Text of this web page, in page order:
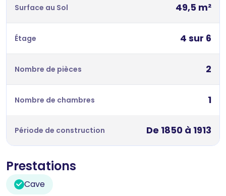
Surface au Sol 49,5 m²
Étage 4 sur 6
Nombre de pièces 2
Nombre de chambres 1
Période de construction De 1850 à 1913
Prestations
Cave